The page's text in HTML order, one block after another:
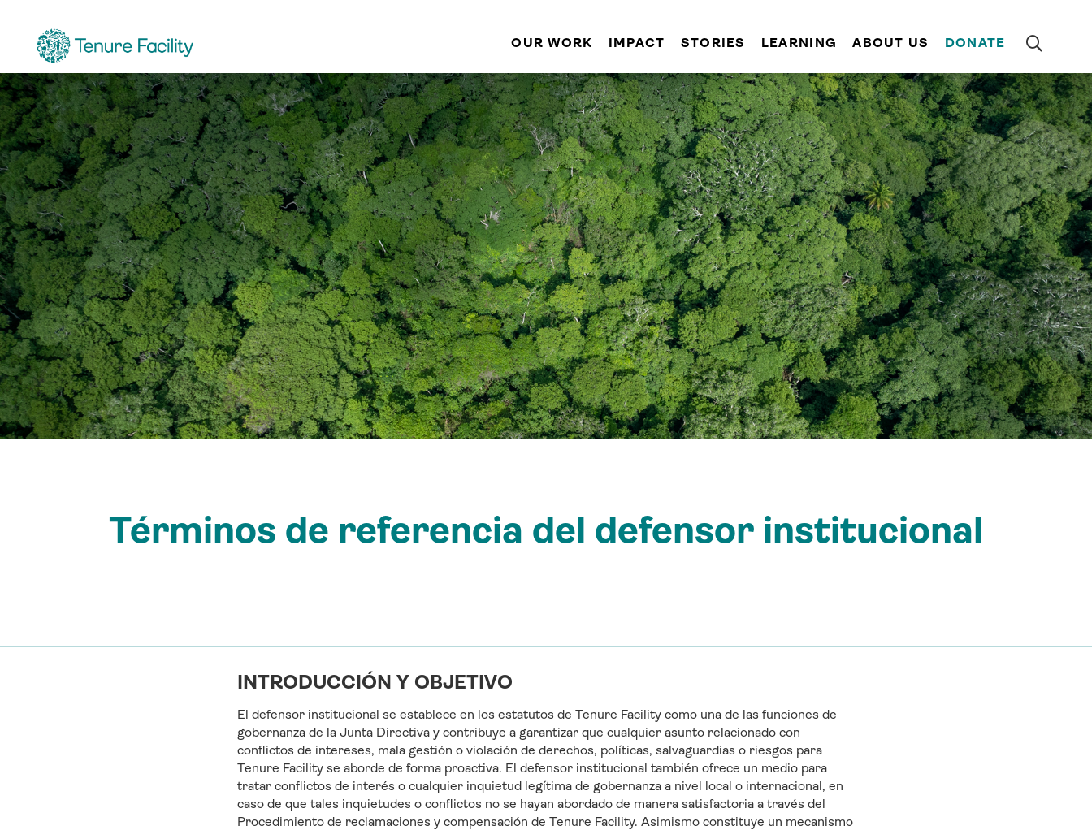
OUR WORK IMPACT STORIES LEARNING ABOUT US DONATE
Términos de referencia del defensor institucional
INTRODUCCIÓN Y OBJETIVO
El defensor institucional se establece en los estatutos de Tenure Facility como una de las funciones de
gobernanza de la Junta Directiva y contribuye a garantizar que cualquier asunto relacionado con
conflictos de intereses, mala gestión o violación de derechos, políticas, salvaguardias o riesgos para
Tenure Facility se aborde de forma proactiva. El defensor institucional también ofrece un medio para
tratar conflictos de interés o cualquier inquietud legítima de gobernanza a nivel local o internacional, en
caso de que tales inquietudes o conflictos no se hayan abordado de manera satisfactoria a través del
Procedimiento de reclamaciones y compensación de Tenure Facility. Asimismo constituye un mecanismo